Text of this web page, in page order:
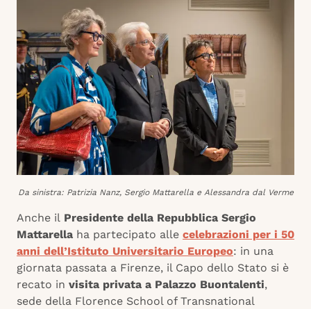
Da sinistra: Patrizia Nanz, Sergio Mattarella e Alessandra dal Verme
Anche il Presidente della Repubblica Sergio
Mattarella ha partecipato alle celebrazioni per i 50
anni dell’Istituto Universitario Europeo: in una
giornata passata a Firenze, il Capo dello Stato si è
recato in visita privata a Palazzo Buontalenti,
sede della Florence School of Transnational